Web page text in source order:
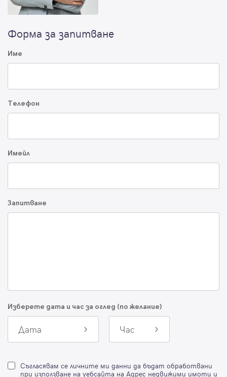
Форма за запитване
Име
Телефон
Имейл
Запитване
Изберете дата и час за оглед (по желание)
Дата Час
Съгласявам се личните ми данни да бъдат обработвани
при използване на уебсайта на Адрес недвижими имоти и